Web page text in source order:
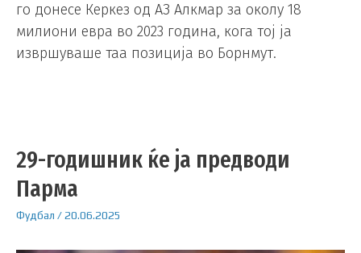
го донесе Керкез од АЗ Алкмар за околу 18
милиони евра во 2023 година, кога тој ја
извршуваше таа позиција во Борнмут.
29-годишник ќе ја предводи
Парма
Фудбал /20.06.2025